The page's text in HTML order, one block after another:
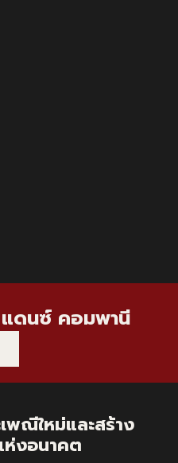
ดนซ์ คอมพานี
พณีใหม่และสร้าง
งอนาคต